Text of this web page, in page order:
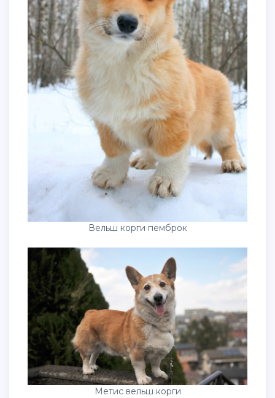
Вельш корги пемброк
Метис вельш корги